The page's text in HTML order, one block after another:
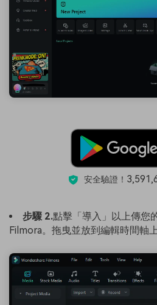
安全驗證！
步驟 2.點擊「導入」以上傳您
Filmora。拖曳並放到編輯時間軸